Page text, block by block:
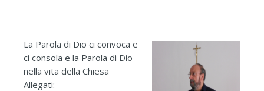
La Parola di Dio ci convoca e
ci consola e la Parola di Dio
nella vita della Chiesa
Allegati: